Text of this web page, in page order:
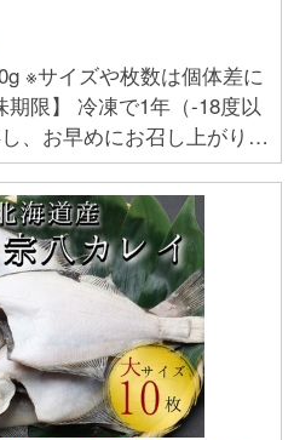
※サイズや枚数は個体差に
、お早めにお召し上がりく
長崎県壱岐市 【提供事業者】 なかはら